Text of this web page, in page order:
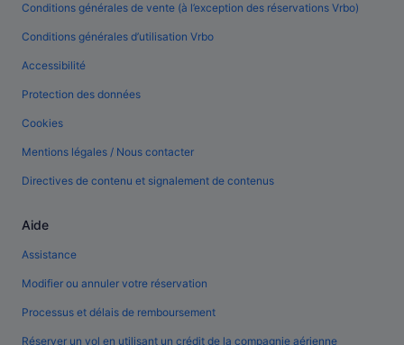
Conditions générales de vente (à l’exception des réservations Vrbo)
Conditions générales d’utilisation Vrbo
Accessibilité
Protection des données
Cookies
Mentions légales / Nous contacter
Directives de contenu et signalement de contenus
Aide
Assistance
Modifier ou annuler votre réservation
Processus et délais de remboursement
Réserver un vol en utilisant un crédit de la compagnie aérienne